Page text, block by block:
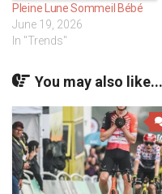
Pleine Lune Sommeil Bébé
June 19, 2026
In "Trends"
You may also like...